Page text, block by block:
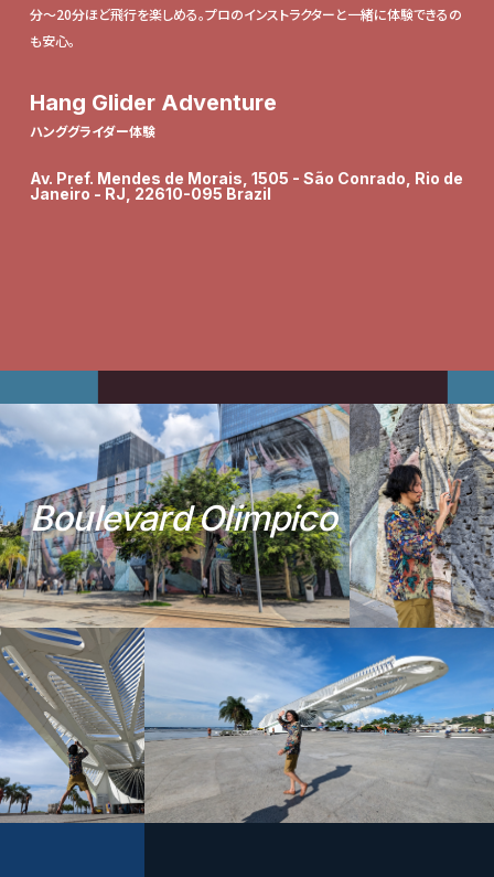
分〜20分ほど飛行を楽しめる。プロのインストラクターと一緒に体験できるの
も安心。
Hang Glider Adventure
ハンググライダー体験
Av. Pref. Mendes de Morais, 1505 - São Conrado, Rio de
Janeiro - RJ, 22610-095 Brazil
BoulevardOlimpico